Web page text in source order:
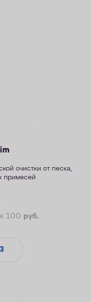
очистки от песка,
примесей
100 руб.